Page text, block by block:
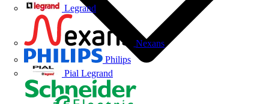
Legrand
Nexans
Philips
Pial Legrand